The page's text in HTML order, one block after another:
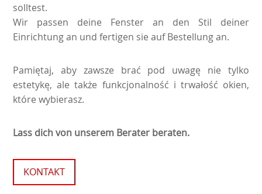
solltest.
Wir passen deine Fenster an den Stil deiner
Einrichtung an und fertigen sie auf Bestellung an.
Pamiętaj, aby zawsze brać pod uwagę nie tylko
estetykę, ale także funkcjonalność i trwałość okien,
które wybierasz.
Lass dich von unserem Berater beraten.
KONTAKT